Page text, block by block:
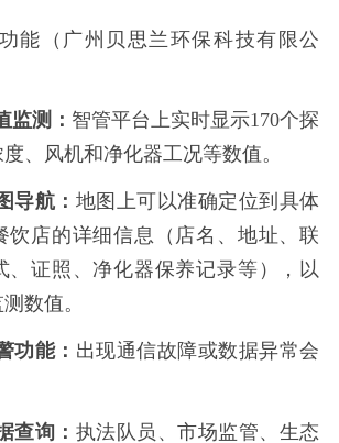
能（广州贝思兰环保科技有限公
监测： 智管平台上实时显示170个探
、风机和净化器工况等数值。
导航： 地图上可以准确定位到具体
饮店的详细信息（店名、地址、联
、证照、净化器保养记录等），以
数值。
功能： 出现通信故障或数据异常会
查询： 执法队员、市场监管、生态